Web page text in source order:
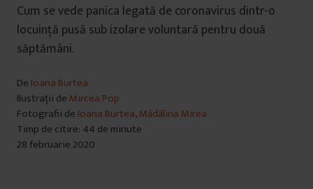
Cum se vede panica legată de coronavirus dintr-o
locuință pusă sub izolare voluntară pentru două
săptămâni.
De Ioana Burtea
Ilustrații de Mircea Pop
Fotografii de Ioana Burtea,Mădălina Mirea
Timp de citire: 44 de minute
28 februarie 2020